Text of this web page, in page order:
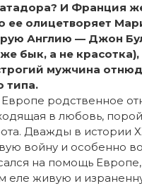
И Франция
ее олицетворяет
Англию — Джон
бык, а не
мужчина
типа.
родственное
в любовь,
Дважды в истории
войну и особенно
на помощь Европе,
еле живую и